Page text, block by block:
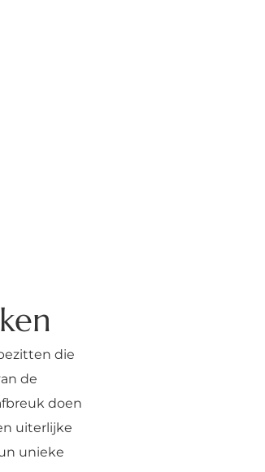
die
de
doen
uiterlijke
unieke